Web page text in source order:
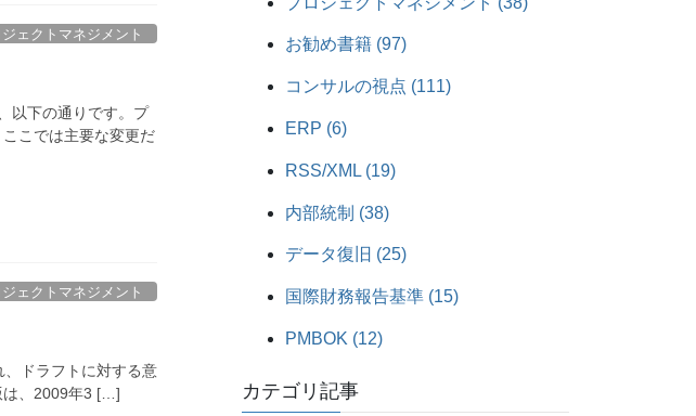
ェクトマネジメント
以下の通りです。プ
こでは主要な変更だ
ェクトマネジメント
ドラフトに対する意
は、2009年3 […]
お勧め書籍 (97)
コンサルの視点 (111)
ERP (6)
RSS/XML (19)
内部統制 (38)
データ復旧 (25)
国際財務報告基準 (15)
PMBOK (12)
カテゴリ記事